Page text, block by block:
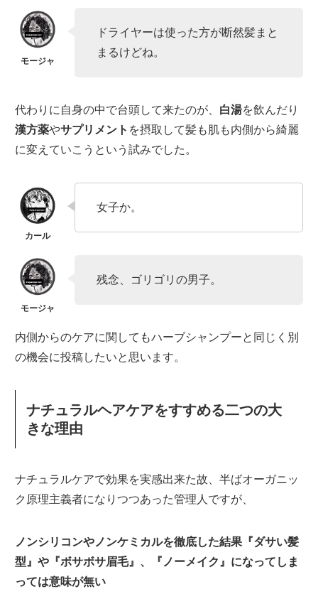
ドライヤーは使った方が断然髪まと
まるけどね。
代わりに自身の中で台頭して来たのが、 白湯を飲んだり
漢方薬やサプリメント を摂取して髪も肌も内側から綺麗
に変えていこうという試みでした。
女子か。
残念、ゴリゴリの男子。
内側からのケアに関してもハーブシャンプーと同じく別
の機会に投稿したいと思います。
ナチュラルヘアケアをすすめる二つの大
きな理由
ナチュラルケアで効果を実感出来た故、半ばオーガニッ
ク原理主義者になりつつあった管理人ですが、
ノンシリコンやノンケミカルを徹底した結果『ダサい髪
型』や『ボサボサ眉毛』、『ノーメイク』になってしま
っては意味が無い